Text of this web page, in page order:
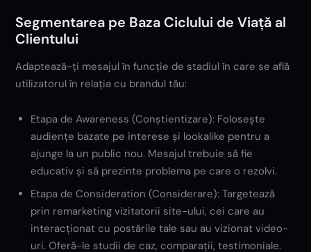
Segmentarea pe Baza Ciclului de Viață al
Clientului
Adaptează-ți mesajul în funcție de stadiul în care se află
utilizatorul în relația cu brandul tău:
Etapa de Awareness (Conștientizare): Folosește
audiențe bazate pe interese și lookalike pentru a
ajunge la un public nou. Mesajul trebuie să fie
educativ și să prezinte problema pe care o rezolvi.
Etapa de Consideration (Considerare): Targetează
prin remarketing vizitatorii site-ului, cei care au
interacționat cu postările tale sau au vizionat video-
uri. Oferă-le studii de caz, comparații, testimoniale.